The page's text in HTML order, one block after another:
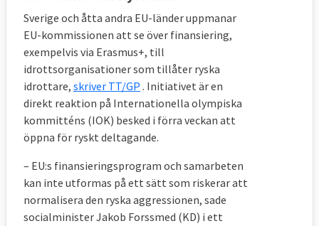
Sverige och åtta andra EU-länder uppmanar
EU-kommissionen att se över finansiering,
exempelvis via Erasmus+, till
idrottsorganisationer som tillåter ryska
idrottare, skriver TT/GP . Initiativet är en
direkt reaktion på Internationella olympiska
kommitténs (IOK) besked i förra veckan att
öppna för ryskt deltagande.
– EU:s finansieringsprogram och samarbeten
kan inte utformas på ett sätt som riskerar att
normalisera den ryska aggressionen, sade
socialminister Jakob Forssmed (KD) i ett